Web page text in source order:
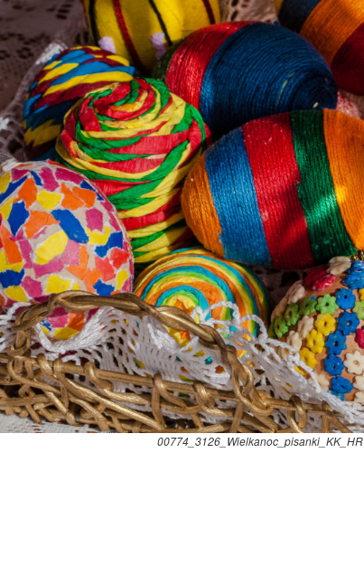
00774_3126_Wielkanoc_pisanki_KK_HR